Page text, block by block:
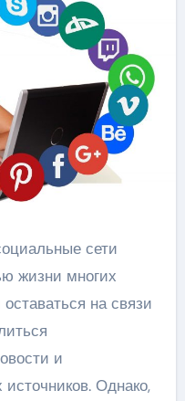
жизни многих
на связи
и
Однако,